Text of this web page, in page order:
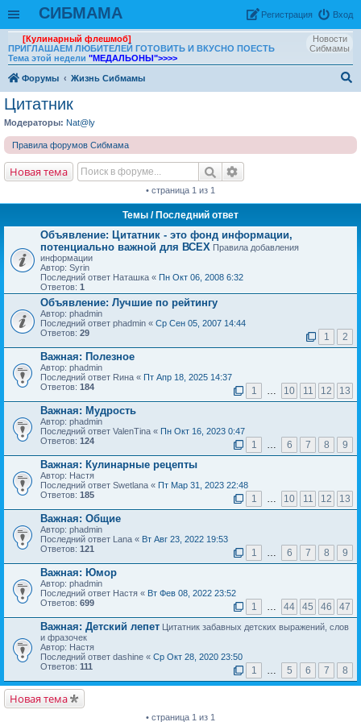
СИБМАМА Вход
Рeгиcтpaция
Новости
Сибмамы
[Кулинарный флешмоб]
ПРИГЛАШАЕМ ЛЮБИТЕЛЕЙ ГОТОВИТЬ И ВКУСНО ПОЕСТЬ
Тема этой недели "МЕДАЛЬОНЫ">>>>
Форумы
Жизнь Сибмамы
Цитатник
Модераторы: Nat@ly
Правила форумов Сибмама
Новая тема
• страница 1 из 1
Темы / Последний ответ
Объявление: Цитатник - это фонд информации,
потенциально важной для ВСЕХ Правила добавления
информации
Автор: Syrin
Последний ответ Наташка « Пн Окт 06, 2008 6:32
Ответов: 1
Объявление: Лучшие по рейтингу
Автор: phadmin
Последний ответ phadmin « Ср Сен 05, 2007 14:44
Ответов: 29 1 2
Важная: Полезное
Автор: phadmin
Последний ответ Rина « Пт Апр 18, 2025 14:37
Ответов: 184 1 … 10 11 12 13
Важная: Мудрость
Автор: phadmin
Последний ответ ValenTina « Пн Окт 16, 2023 0:47
Ответов: 124 1 … 6 7 8 9
Важная: Кулинарные рецепты
Автор: Настя
Последний ответ Swetlana « Пт Мар 31, 2023 22:48
Ответов: 185 1 … 10 11 12 13
Важная: Общие
Автор: phadmin
Последний ответ Lana « Вт Авг 23, 2022 19:53
Ответов: 121 1 … 6 7 8 9
Важная: Юмор
Автор: phadmin
Последний ответ Настя « Вт Фев 08, 2022 23:52
Ответов: 699 1 … 44 45 46 47
Важная: Детский лепет Цитатник забавных детских выражений, слов
и фразочек
Автор: Настя
Последний ответ dashine « Ср Окт 28, 2020 23:50
Ответов: 111 1 … 5 6 7 8
Новая тема
• страница 1 из 1